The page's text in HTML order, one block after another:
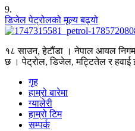
9.
डिजेल पेट्रोलको मूल्य बढ्यो
१८ साउन, हेटौंडा । नेपाल आयल
छ । पेट्रोल, डिजेल, मट्टितेल र हवाई
गृह
हाम्रो बारेमा
ग्यालेरी
हाम्रो टिम
सम्पर्क